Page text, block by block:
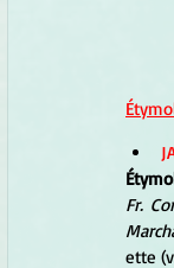
Fr.
ette